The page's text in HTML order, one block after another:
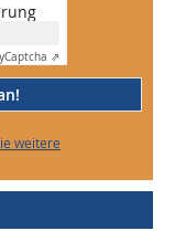
Captcha ⇗
weitere